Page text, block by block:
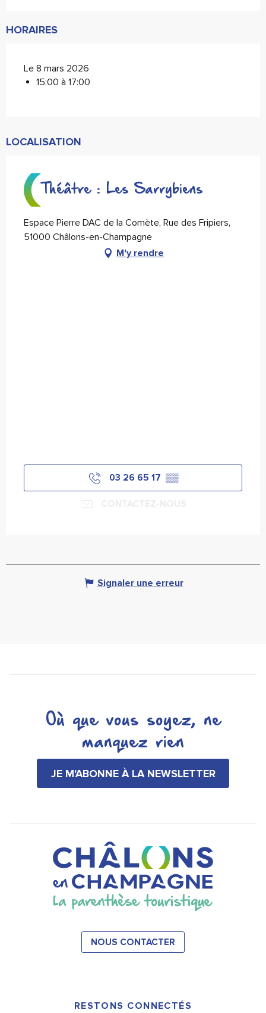
HORAIRES
Le 8 mars 2026
15:00 à 17:00
LOCALISATION
Théâtre : Les Sarrybiens
Espace Pierre DAC de la Comète, Rue des Fripiers,
51000 Châlons-en-Champagne
M'y rendre
03 26 65 17 ▒▒
Signaler une erreur
Où que vous soyez, ne
manquez rien
JE M'ABONNE À LA NEWSLETTER
NOUS CONTACTER
RESTONS CONNECTÉS